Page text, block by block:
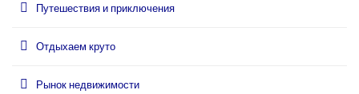
Путешествия и приключения
Отдыхаем круто
Рынок недвижимости